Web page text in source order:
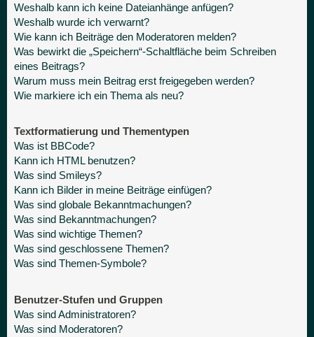
Weshalb kann ich keine Dateianhänge anfügen?
Weshalb wurde ich verwarnt?
Wie kann ich Beiträge den Moderatoren melden?
Was bewirkt die „Speichern“-Schaltfläche beim Schreiben
eines Beitrags?
Warum muss mein Beitrag erst freigegeben werden?
Wie markiere ich ein Thema als neu?
Textformatierung und Thementypen
Was ist BBCode?
Kann ich HTML benutzen?
Was sind Smileys?
Kann ich Bilder in meine Beiträge einfügen?
Was sind globale Bekanntmachungen?
Was sind Bekanntmachungen?
Was sind wichtige Themen?
Was sind geschlossene Themen?
Was sind Themen-Symbole?
Benutzer-Stufen und Gruppen
Was sind Administratoren?
Was sind Moderatoren?